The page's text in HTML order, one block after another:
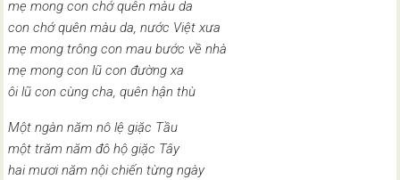
mẹ mong con chớ quên màu da
con chớ quên màu da, nước Việt xưa
mẹ mong trông con mau bước về nhà
mẹ mong con lũ con đường xa
ôi lũ con cùng cha, quên hận thù
Một ngàn năm nô lệ giặc Tầu
một trăm năm đô hộ giặc Tây
hai mươi năm nội chiến từng ngày